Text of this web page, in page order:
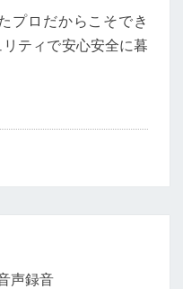
プロだからこそでき
ティで安心安全に暮
声録音